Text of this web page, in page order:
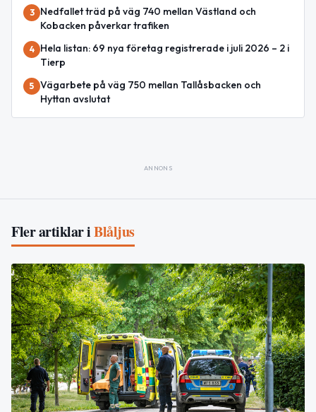
3
Nedfallet träd på väg 740 mellan Västland och
Kobacken påverkar trafiken
4
Hela listan: 69 nya företag registrerade i juli 2026 – 2 i
Tierp
5 Vägarbete på väg 750 mellan Tallåsbacken och
Hyttan avslutat
ANNONS
Fler artiklar iBlåljus